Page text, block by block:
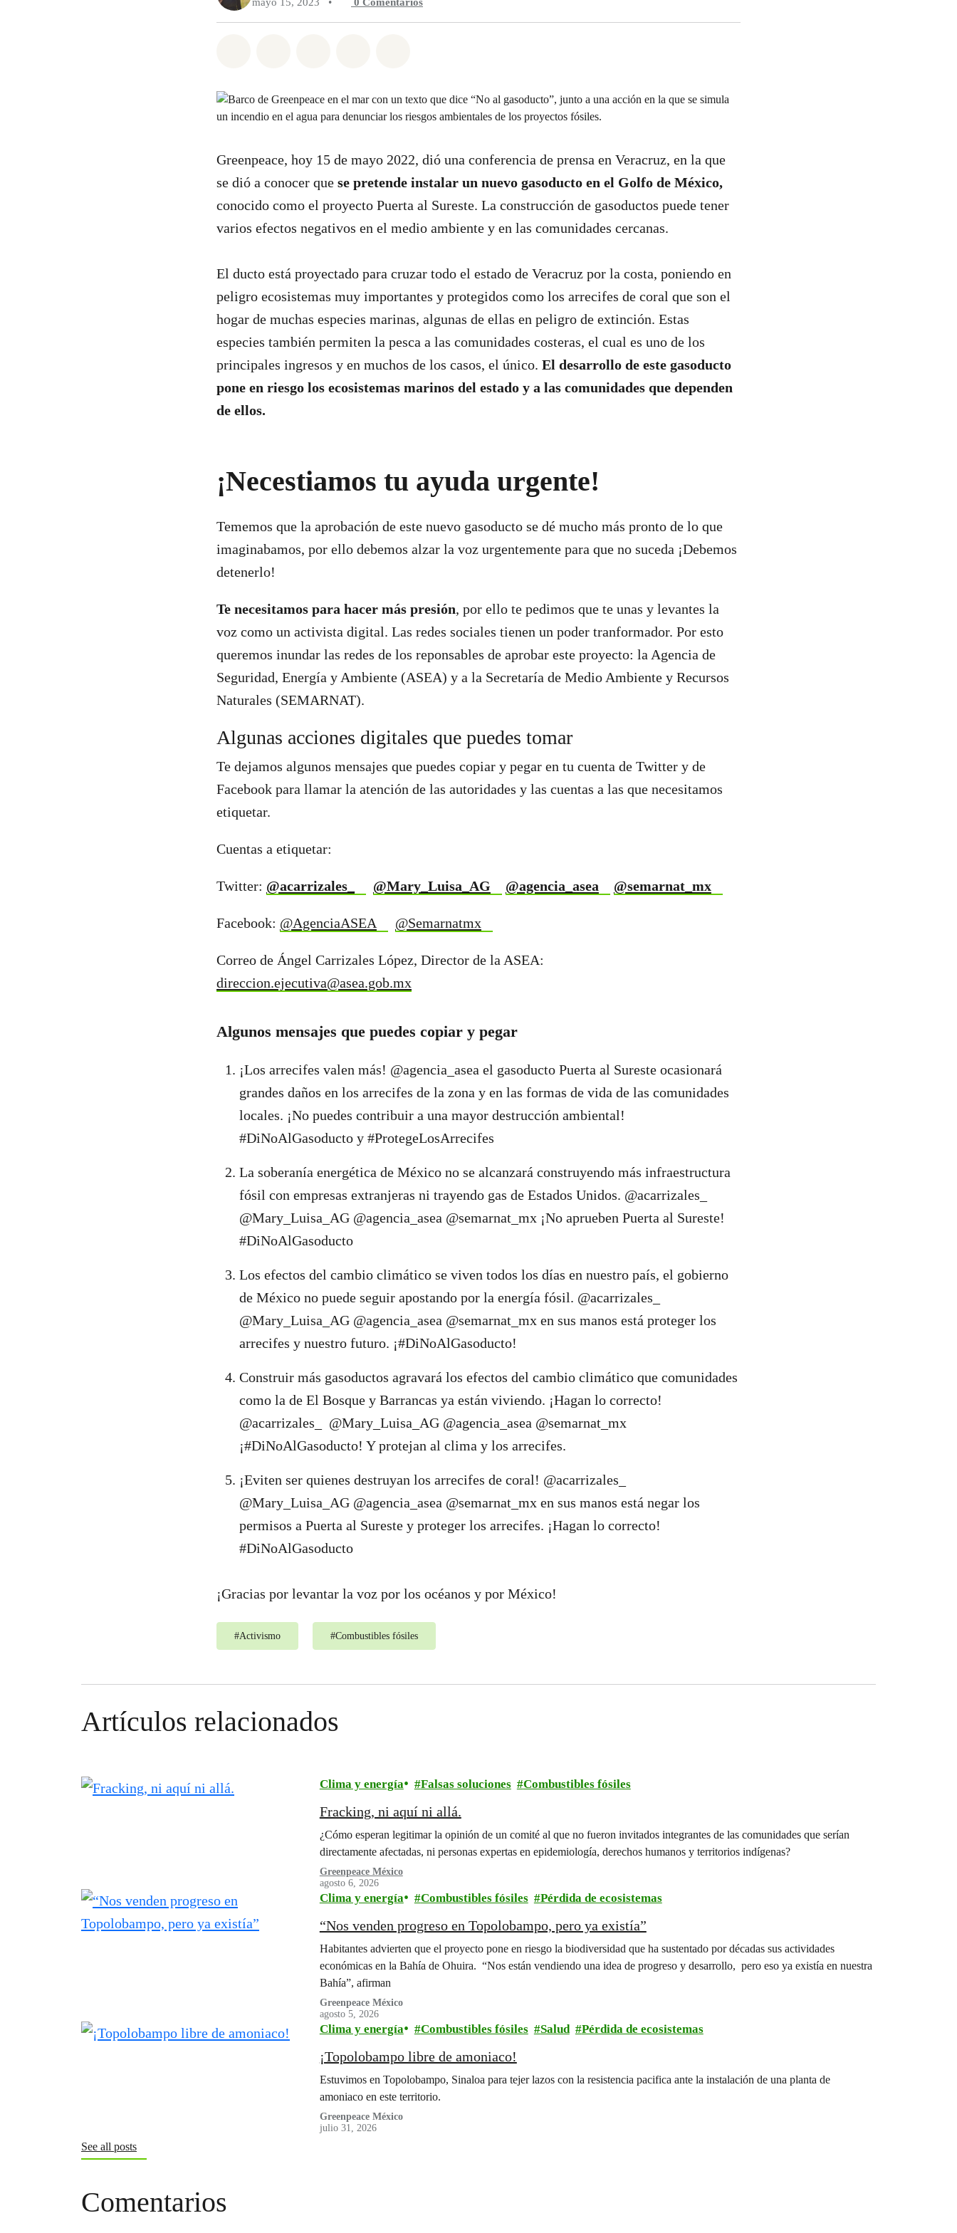
Greenpeace, hoy 15 de mayo 2022, dió una conferencia de prensa en Veracruz, en la que
se dió a conocer que se pretende instalar un nuevo gasoducto en el Golfo de México,
conocido como el proyecto Puerta al Sureste. La construcción de gasoductos puede tener
varios efectos negativos en el medio ambiente y en las comunidades cercanas.
El ducto está proyectado para cruzar todo el estado de Veracruz por la costa, poniendo en
peligro ecosistemas muy importantes y protegidos como los arrecifes de coral que son el
hogar de muchas especies marinas, algunas de ellas en peligro de extinción. Estas
especies también permiten la pesca a las comunidades costeras, el cual es uno de los
principales ingresos y en muchos de los casos, el único. El desarrollo de este gasoducto
pone en riesgo los ecosistemas marinos del estado y a las comunidades que dependen
de ellos.
¡Necestiamos tu ayuda urgente!
Tememos que la aprobación de este nuevo gasoducto se dé mucho más pronto de lo que
imaginabamos, por ello debemos alzar la voz urgentemente para que no suceda ¡Debemos
detenerlo!
Te necesitamos para hacer más presión, por ello te pedimos que te unas y levantes la
voz como un activista digital. Las redes sociales tienen un poder tranformador. Por esto
queremos inundar las redes de los reponsables de aprobar este proyecto: la Agencia de
Seguridad, Energía y Ambiente (ASEA) y a la Secretaría de Medio Ambiente y Recursos
Naturales (SEMARNAT).
Algunas acciones digitales que puedes tomar
Te dejamos algunos mensajes que puedes copiar y pegar en tu cuenta de Twitter y de
Facebook para llamar la atención de las autoridades y las cuentas a las que necesitamos
etiquetar.
Cuentas a etiquetar:
Twitter: @acarrizales_ @Mary_Luisa_AG @agencia_asea @semarnat_mx
Facebook: @AgenciaASEA @Semarnatmx
Correo de Ángel Carrizales López, Director de la ASEA:
direccion.ejecutiva@asea.gob.mx
Algunos mensajes que puedes copiar y pegar
¡Los arrecifes valen más! @agencia_asea el gasoducto Puerta al Sureste ocasionará
grandes daños en los arrecifes de la zona y en las formas de vida de las comunidades
locales. ¡No puedes contribuir a una mayor destrucción ambiental!
#DiNoAlGasoducto y #ProtegeLosArrecifes
La soberanía energética de México no se alcanzará construyendo más infraestructura
fósil con empresas extranjeras ni trayendo gas de Estados Unidos. @acarrizales_
@Mary_Luisa_AG @agencia_asea @semarnat_mx ¡No aprueben Puerta al Sureste!
#DiNoAlGasoducto
Los efectos del cambio climático se viven todos los días en nuestro país, el gobierno
de México no puede seguir apostando por la energía fósil. @acarrizales_
@Mary_Luisa_AG @agencia_asea @semarnat_mx en sus manos está proteger los
arrecifes y nuestro futuro. ¡#DiNoAlGasoducto!
Construir más gasoductos agravará los efectos del cambio climático que comunidades
como la de El Bosque y Barrancas ya están viviendo. ¡Hagan lo correcto!
@acarrizales_ @Mary_Luisa_AG @agencia_asea @semarnat_mx
¡#DiNoAlGasoducto! Y protejan al clima y los arrecifes.
¡Eviten ser quienes destruyan los arrecifes de coral! @acarrizales_
@Mary_Luisa_AG @agencia_asea @semarnat_mx en sus manos está negar los
permisos a Puerta al Sureste y proteger los arrecifes. ¡Hagan lo correcto!
#DiNoAlGasoducto
¡Gracias por levantar la voz por los océanos y por México!
#Activismo #Combustibles fósiles
Artículos relacionados
Clima y energía Falsas soluciones Combustibles fósiles
Fracking, ni aquí ni allá.
¿Cómo esperan legitimar la opinión de un comité al que no fueron invitados integrantes de las comunidades que serían
directamente afectadas, ni personas expertas en epidemiología, derechos humanos y territorios indígenas?
Greenpeace México
agosto 6, 2026
Clima y energía Combustibles fósiles Pérdida de ecosistemas
“Nos venden progreso en Topolobampo, pero ya existía”
Habitantes advierten que el proyecto pone en riesgo la biodiversidad que ha sustentado por décadas sus actividades
económicas en la Bahía de Ohuira. “Nos están vendiendo una idea de progreso y desarrollo, pero eso ya existía en nuestra
Bahía”, afirman
Greenpeace México
agosto 5, 2026
Clima y energía Combustibles fósiles Salud Pérdida de ecosistemas
¡Topolobampo libre de amoniaco!
Estuvimos en Topolobampo, Sinaloa para tejer lazos con la resistencia pacifica ante la instalación de una planta de
amoniaco en este territorio.
Greenpeace México
julio 31, 2026
See all posts
Comentarios